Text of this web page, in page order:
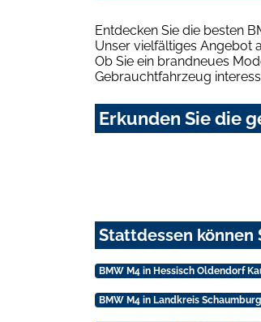
Entdecken Sie die besten
Unser vielfältiges Angebot
Ob Sie ein brandneues
Gebrauchtfahrzeug
Erkunden Sie die
Stattdessen können
BMW M4 in Hessisch Oldendorf
BMW M4 in Landkreis